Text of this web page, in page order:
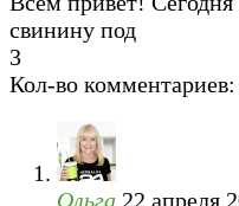
свинину под
3
Кол-во
Ольга 22 апреля